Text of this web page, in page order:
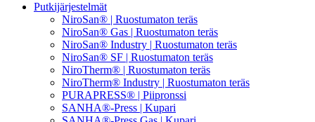
Putkijärjestelmät
NiroSan® | Ruostumaton teräs
NiroSan® Gas | Ruostumaton teräs
NiroSan® Industry | Ruostumaton teräs
NiroSan® SF | Ruostumaton teräs
NiroTherm® | Ruostumaton teräs
NiroTherm® Industry | Ruostumaton teräs
PURAPRESS® | Piipronssi
SANHA®-Press | Kupari